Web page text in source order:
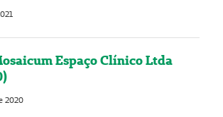
Espaço Clínico Ltda
2020